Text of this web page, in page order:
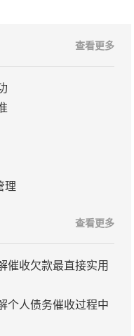
查看更多
理
查看更多
催收欠款最直接实用
个人债务催收过程中